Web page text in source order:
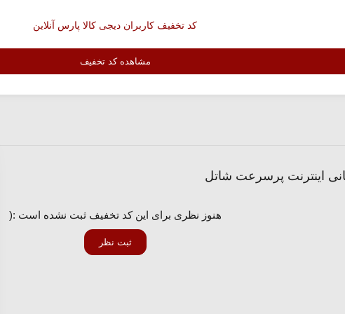
کد تخفیف کاربران دیجی کالا پارس آنلاین
مشاهده کد تخفیف
هنوز نظری برای این کد تخفیف ثبت نشده است :(
ثبت نظر